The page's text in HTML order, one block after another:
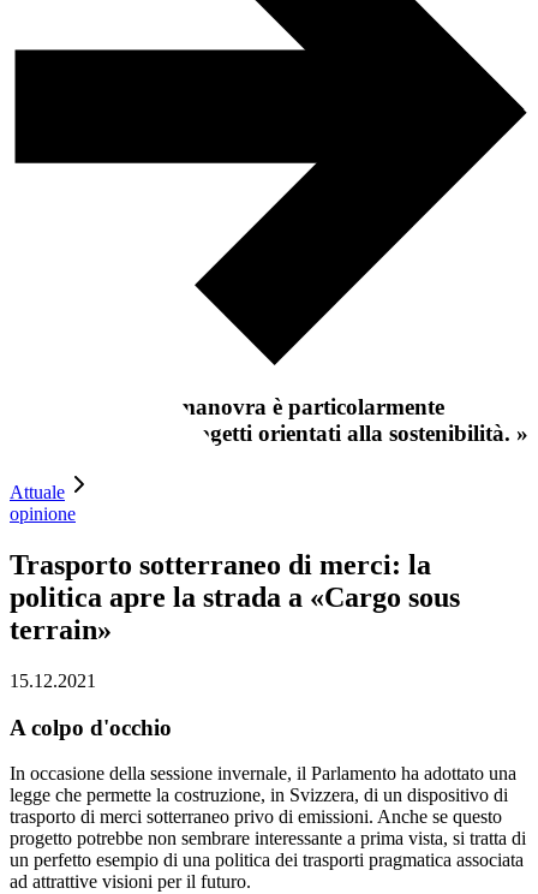
Un margine di manovra è particolarmente
importante per i progetti orientati alla sostenibilità. »
Attuale
opinione
Trasporto sotterraneo di merci: la
politica apre la strada a «Cargo sous
terrain»
15.12.2021
A colpo d'occhio
In occasione della sessione invernale, il Parlamento ha adottato una
legge che permette la costruzione, in Svizzera, di un dispositivo di
trasporto di merci sotterraneo privo di emissioni. Anche se questo
progetto potrebbe non sembrare interessante a prima vista, si tratta di
un perfetto esempio di una politica dei trasporti pragmatica associata
ad attrattive visioni per il futuro.